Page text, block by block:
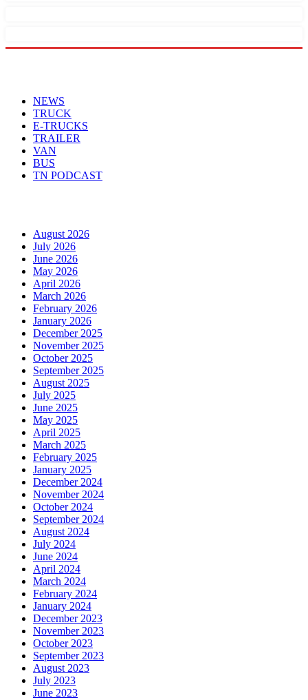
NEWS
TRUCK
E-TRUCKS
TRAILER
VAN
BUS
TN PODCAST
August 2026
July 2026
June 2026
May 2026
April 2026
March 2026
February 2026
January 2026
December 2025
November 2025
October 2025
September 2025
August 2025
July 2025
June 2025
May 2025
April 2025
March 2025
February 2025
January 2025
December 2024
November 2024
October 2024
September 2024
August 2024
July 2024
June 2024
April 2024
March 2024
February 2024
January 2024
December 2023
November 2023
October 2023
September 2023
August 2023
July 2023
June 2023